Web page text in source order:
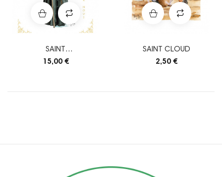
SAINT
AMAURY/MAUR/ALMARIC
15,00 €
SAINT CLOUD
2,50 €